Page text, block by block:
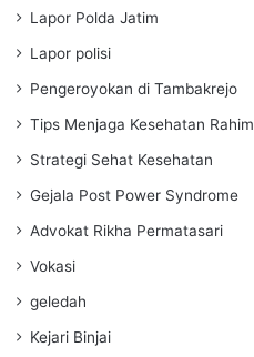
Lapor Polda Jatim
Lapor polisi
Pengeroyokan di Tambakrejo
Tips Menjaga Kesehatan Rahim
Strategi Sehat Kesehatan
Gejala Post Power Syndrome
Advokat Rikha Permatasari
Vokasi
geledah
Kejari Binjai